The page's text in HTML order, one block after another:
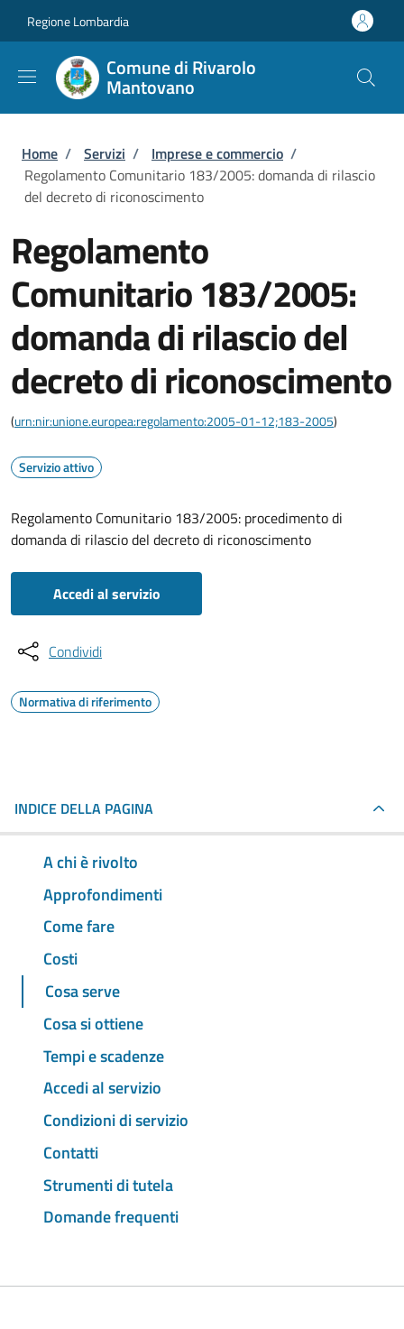
Regione Lombardia
Comune di Rivarolo
Mantovano
Briciole di pane
Home / Servizi / Imprese e commercio /
Regolamento Comunitario 183/2005: domanda di rilascio
del decreto di riconoscimento
Regolamento
Comunitario 183/2005:
domanda di rilascio del
decreto di riconoscimento
(urn:nir:unione.europea:regolamento:2005-01-12;183-2005)
Servizio attivo
Regolamento Comunitario 183/2005: procedimento di
domanda di rilascio del decreto di riconoscimento
Accedi al servizio
Condividi
Normativa di riferimento
INDICE DELLA PAGINA
A chi è rivolto
Approfondimenti
Come fare
Costi
Cosa serve
Cosa si ottiene
Tempi e scadenze
Accedi al servizio
Condizioni di servizio
Contatti
Strumenti di tutela
Domande frequenti